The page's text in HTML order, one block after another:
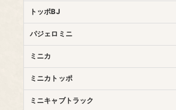
トッポBJ
パジェロミニ
ミニカ
ミニカトッポ
ミニキャブトラック